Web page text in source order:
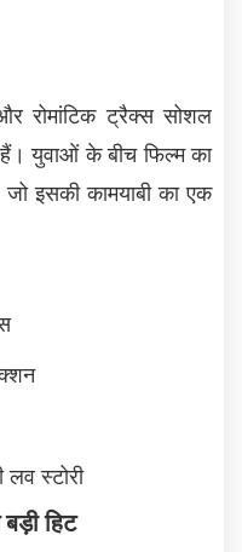
रोमांटिक ट्रैक्स सोशल
हैं। युवाओं के बीच फिल्म का
इसकी कामयाबी का एक
स्टोरी
हिट